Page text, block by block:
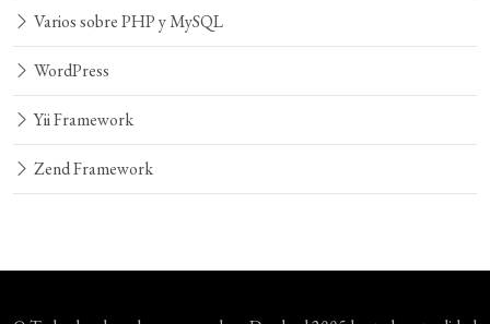
Varios sobre PHP y MySQL
WordPress
Yii Framework
Zend Framework